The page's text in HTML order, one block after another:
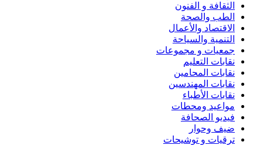
الثقافة و الفنون
الطب والصحة
الاقتصاد والأعمال
التنمية والسياحة
جمعيات و مجموعات
نقابات التعليم
نقابات المحامين
نقابات المهندسين
نقابات الأطباء
مواعيد ومحطات
فيديو الصحافة
ضيف وحوار
ترقيات و توشيحات